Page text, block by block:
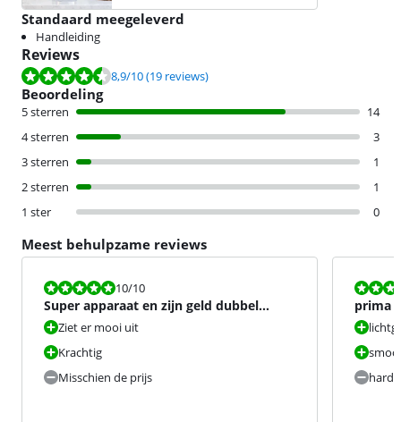
Standaard meegeleverd
Handleiding
Reviews
Beoordeling is 8,9 van de 10, gebaseerd op 19 reviews.
8,9/10(19 reviews)
Beoordeling
5 sterren
14
4 sterren
3
3 sterren
1
2 sterren
1
1 ster
0
Meest behulpzame reviews
Beoordeling is 10 van de 10.
10/10
Super apparaat en zijn geld dubbel
dwars waard
Ziet er mooi uit
Krachtig
Misschien de prijs
prima
hard